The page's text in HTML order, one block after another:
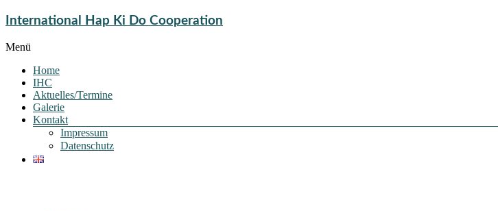
International Hap Ki Do Cooperation
Menü
Home
IHC
Aktuelles/Termine
Galerie
Kontakt
Impressum
Datenschutz